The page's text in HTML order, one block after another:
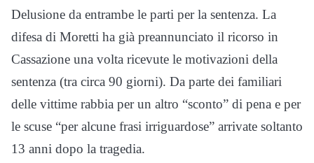
Delusione da entrambe le parti per la sentenza. La
difesa di Moretti ha già preannunciato il ricorso in
Cassazione una volta ricevute le motivazioni della
sentenza (tra circa 90 giorni). Da parte dei familiari
delle vittime rabbia per un altro “sconto” di pena e per
le scuse “per alcune frasi irriguardose” arrivate soltanto
13 anni dopo la tragedia.